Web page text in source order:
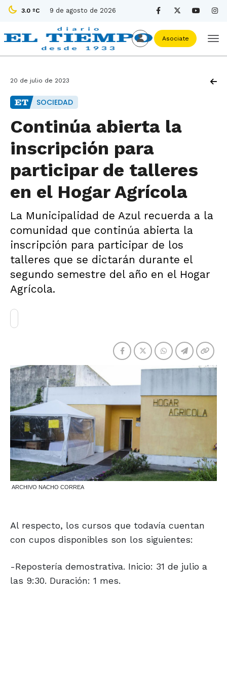
3.0 ºC 9 de agosto de 2026
Asociate
20 de julio de 2023
SOCIEDAD
Continúa abierta la
inscripción para
participar de talleres
en el Hogar Agrícola
La Municipalidad de Azul recuerda a la
comunidad que continúa abierta la
inscripción para participar de los
talleres que se dictarán durante el
segundo semestre del año en el Hogar
Agrícola.
ARCHIVO NACHO CORREA
Al respecto, los cursos que todavía cuentan
con cupos disponibles son los siguientes:
-Repostería demostrativa. Inicio: 31 de julio a
las 9:30. Duración: 1 mes.